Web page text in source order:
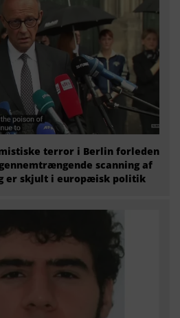
terror i Berlin forleden
scanning af
er skjult i europæisk politik